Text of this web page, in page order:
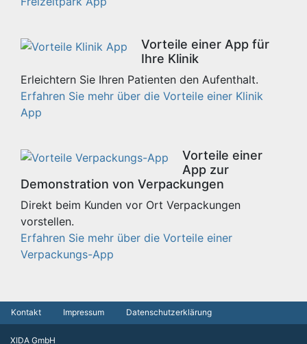
Vorteile einer App für
Ihre Klinik
Erleichtern Sie Ihren Patienten den Aufenthalt.
Erfahren Sie mehr über die Vorteile einer Klinik
App
Vorteile einer
App zur
Demonstration von Verpackungen
Direkt beim Kunden vor Ort Verpackungen
vorstellen.
Erfahren Sie mehr über die Vorteile einer
Verpackungs-App
Kontakt Impressum Datenschutzerklärung
XIDA GmbH